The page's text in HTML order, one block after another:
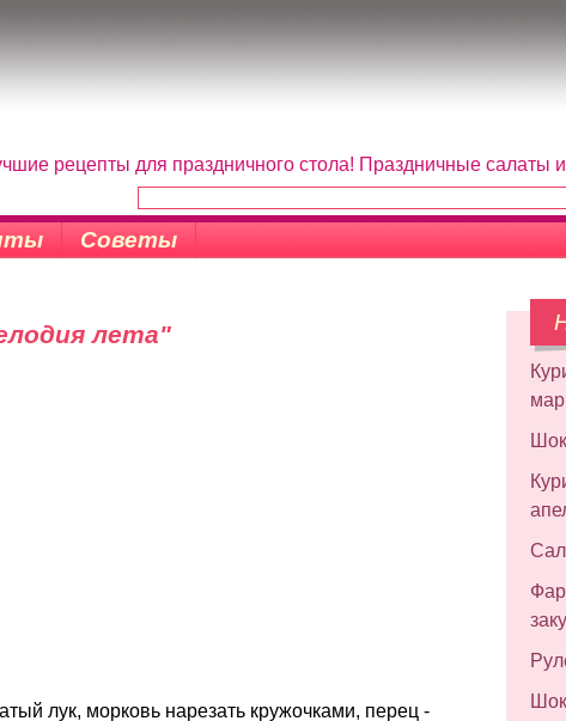
рецепты для праздничного стола! Праздничные салаты и
Советы
лета"
лук, морковь нарезать кружочками, перец -